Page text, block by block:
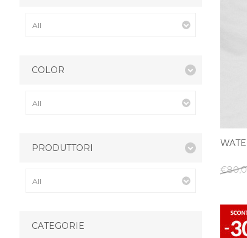
COLOR
PRODUTTORI
CATEGORIE